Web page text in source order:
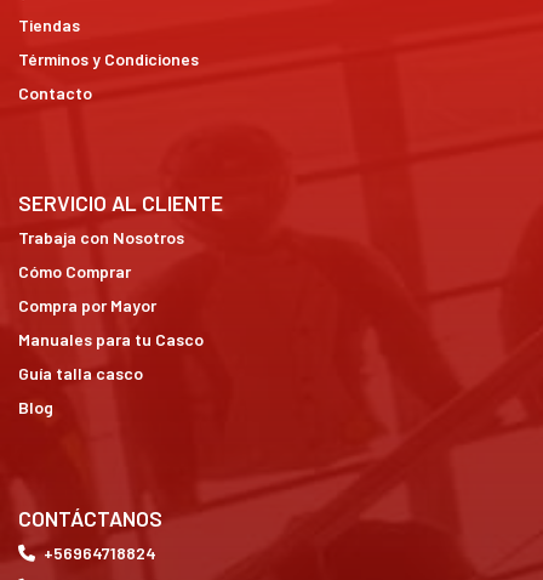
Tiendas
Términos y Condiciones
Contacto
SERVICIO AL CLIENTE
Trabaja con Nosotros
Cómo Comprar
Compra por Mayor
Manuales para tu Casco
Guía talla casco
Blog
CONTÁCTANOS
+56964718824